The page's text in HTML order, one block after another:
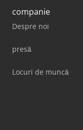
companie
Despre noi
presă
Locuri de muncă